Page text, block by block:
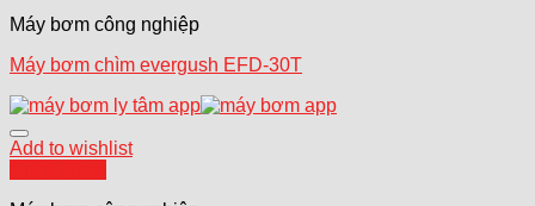
Máy bơm công nghiệp
Máy bơm chìm evergush EFD-30T
Add to wishlist